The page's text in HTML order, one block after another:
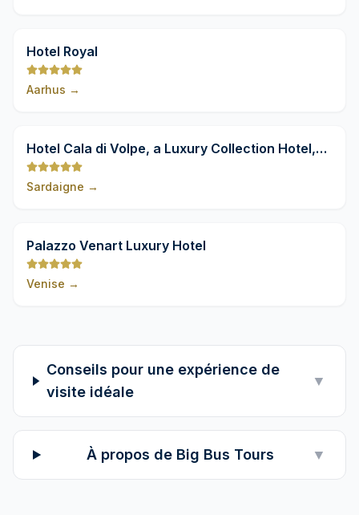
Hotel Royal
Aarhus →
Hotel Cala di Volpe, a Luxury Collection Hotel,
Costa Smeralda
Sardaigne →
Palazzo Venart Luxury Hotel
Venise →
Conseils pour une expérience de
visite idéale
▼
À propos de Big Bus Tours ▼